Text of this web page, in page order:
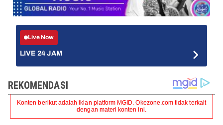
Live Now
LIVE 24 JAM